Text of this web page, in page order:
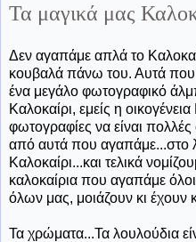
Τα μαγικά μας
Δεν αγαπάμε απλά το
κουβαλά πάνω του. Αυτά που
ένα μεγάλο φωτογραφικό
Καλοκαίρι, εμείς η
φωτογραφίες να είναι πολλές
από αυτά που αγαπάμε...στο
Καλοκαίρι...και τελικά
καλοκαίρια που αγαπάμε
όλων μας, μοιάζουν κι έχουν
Τα χρώματα...Τα λουλούδια